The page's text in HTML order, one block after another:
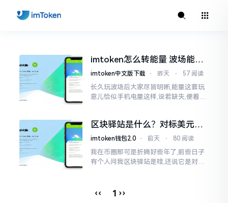
imtoken怎么转能量 波场能量
转换教程
imtoken中文版下载 ⋅ 昨天 ⋅ 57 阅读
长久玩波场后大家尽皆明晰,能量这套玩
意儿恰似手机电量这样,设若缺失,便着实
区块驿站是什么？对标美元的
ETH到底咋回事
imtoken钱包2.0 ⋅ 前天 ⋅ 80 阅读
我在币圈那可是折腾好些年了,前些日子
有个人问我区块驿站是啥,还说它是对标
找了些资料
‹‹ 1 ››